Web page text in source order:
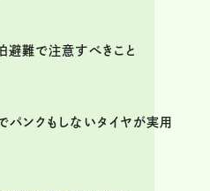
避難で注意すべきこと
パンクもしないタイヤが実用